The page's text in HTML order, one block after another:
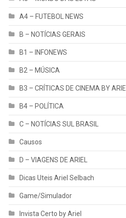
A4 – FUTEBOL NEWS
B – NOTÍCIAS GERAIS
B1 – INFONEWS
B2 – MÚSICA
B3 – CRÍTICAS DE CINEMA BY ARIEL
B4 – POLÍTICA
C – NOTÍCIAS SUL BRASIL
Causos
D – VIAGENS DE ARIEL
Dicas Uteis Ariel Selbach
Game/Simulador
Invista Certo by Ariel